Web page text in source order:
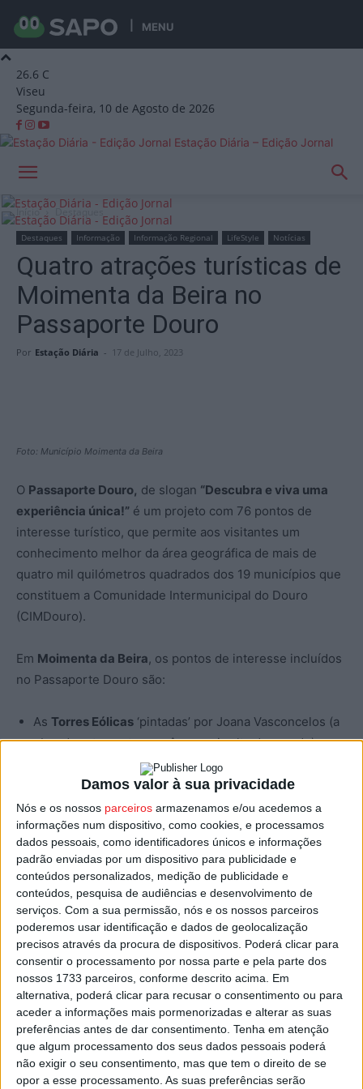
Damos valor à sua privacidade
Nós e os nossos parceiros armazenamos e/ou acedemos a
informações num dispositivo, como cookies, e processamos
dados pessoais, como identificadores únicos e informações
padrão enviadas por um dispositivo para publicidade e
conteúdos personalizados, medição de publicidade e
conteúdos, pesquisa de audiências e desenvolvimento de
serviços. Com a sua permissão, nós e os nossos parceiros
poderemos usar identificação e dados de geolocalização
precisos através da procura de dispositivos. Poderá clicar para
consentir o processamento por nossa parte e pela parte dos
nossos 1733 parceiros, conforme descrito acima. Em
alternativa, poderá clicar para recusar o consentimento ou para
aceder a informações mais pormenorizadas e alterar as suas
preferências antes de dar consentimento. Tenha em atenção
que algum processamento dos seus dados pessoais poderá
não exigir o seu consentimento, mas que tem o direito de se
opor a esse processamento. As suas preferências serão
MENU
26.6 C
Viseu
Segunda-feira, 10 de Agosto de 2026
Estação Diária – Edição Jornal
Início Destaques
Destaques Informação Informação Regional LifeStyle Notícias
Quatro atrações turísticas de
Moimenta da Beira no
Passaporte Douro
Por Estação Diária - 17 de Julho, 2023
Foto: Município Moimenta da Beira
O Passaporte Douro, de slogan “Descubra e viva uma
experiência única!” é um projeto com 76 pontos de
interesse turístico, que permite aos visitantes um
conhecimento melhor da área geográfica de mais de
quatro mil quilómetros quadrados dos 19 municípios que
constituem a Comunidade Intermunicipal do Douro
(CIMDouro).
Em Moimenta da Beira, os pontos de interesse incluídos
no Passaporte Douro são:
As Torres Eólicas ‘pintadas’ por Joana Vasconcelos (a
obra de arte contemporânea mais alta do mundo) e
por Vhils, na Serra de Leomil;
Fundação Aquilino Ribeiro,em Soutosa;
ACooperativa Agrícola do Távora, afamada pelos
vinhos e espumantes Terras do Demo e pela maçã
Bravo de Esmolfe e de altitude;
AAlbufeira da Barragem de Vilar.
Para auxiliar os visitantes está disponível umaaplicação
que contém vídeos promocionais das atrações turísticas
selecionadas por cada Município, quatro em cada um
deles.
As visitas “valem a pena pelo deslumbre da natureza,
pela arte que se descobre, pelos sabores e prazeres, por
tudo. E valem ainda pelos carimbos apostos no